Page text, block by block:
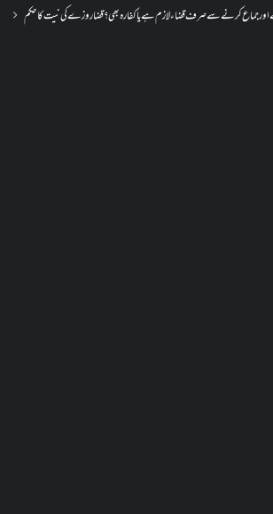
اور جماع کرنے سے صرف قضاء لازم ہے یا کفارہ بھی؟ قضا روزے کی نیت کا حکم